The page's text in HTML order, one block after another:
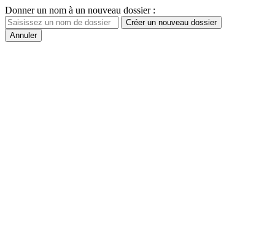
Donner un nom à un nouveau dossier :
Créer un nouveau dossier
Annuler